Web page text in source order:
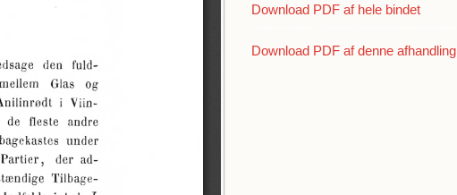
Download PDF af hele bindet
Download PDF af denne afhandling